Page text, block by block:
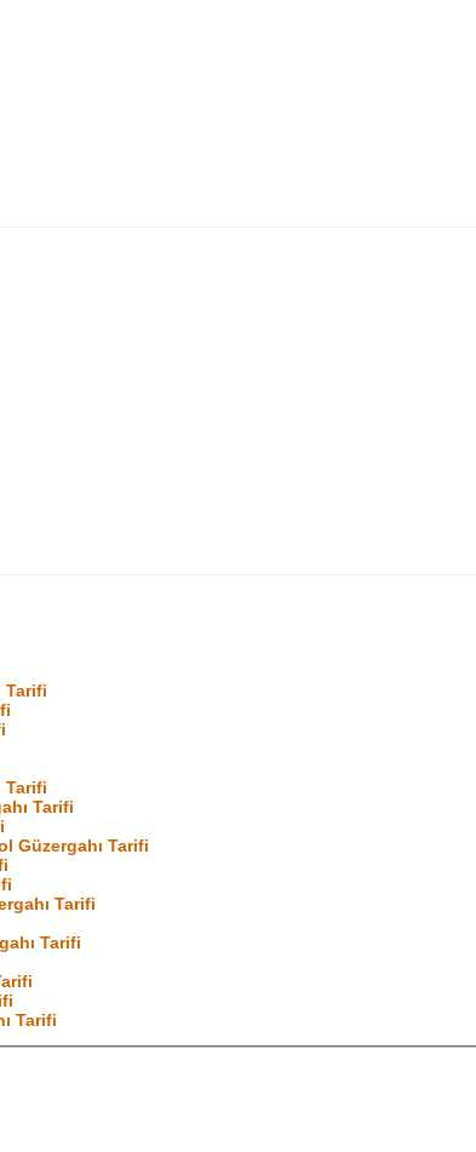
Tarifi
Tarifi
Tarifi
Güzergahı Tarifi
Tarifi
Tarifi
Tarifi